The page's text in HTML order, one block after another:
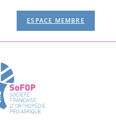
ESPACE MEMBRE